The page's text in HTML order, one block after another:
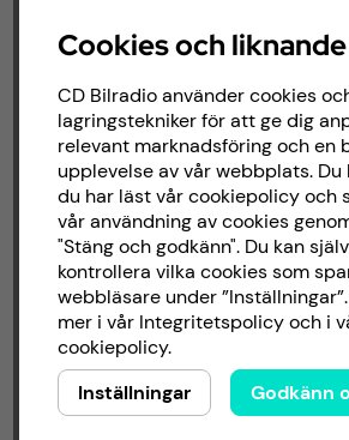
brett sortiment av billjud till
bilmärken och
Cookies och
CD Bilradio använder cookies
lagringstekniker för att ge dig
relevant marknadsföring och en
upplevelse av vår webbplats.
du har läst vår cookiepolicy och
vår användning av cookies
"Stäng och godkänn". Du kan
kontrollera vilka cookies som
webbläsare under
mer i vår Integritetspolicyoch i
cookiepolicy.
Inställningar
Godkänn